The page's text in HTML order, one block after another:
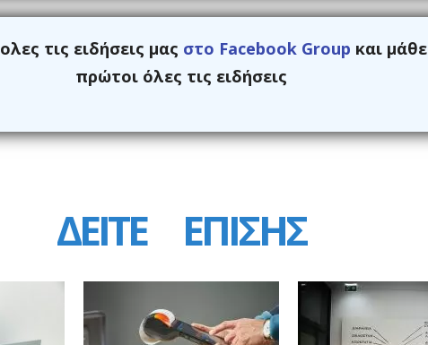
τις ειδήσεις μας στο Facebook Group και
πρώτοι όλες τις ειδήσεις
ΔΕΙΤΕ ΕΠΙΣΗΣ